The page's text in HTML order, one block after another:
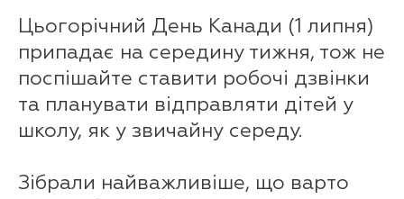
Цьогорічний День Канади (1 липня)
припадає на середину тижня, тож не
поспішайте ставити робочі дзвінки
та планувати відправляти дітей у
школу, як у звичайну середу.
Зібрали найважливіше, що варто